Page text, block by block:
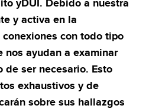
yDUI. Debido a nuestra
y activa en la
con todo tipo
nos ayudan a examinar
de ser necesario. Esto
exhaustivos y de
sobre sus hallazgos